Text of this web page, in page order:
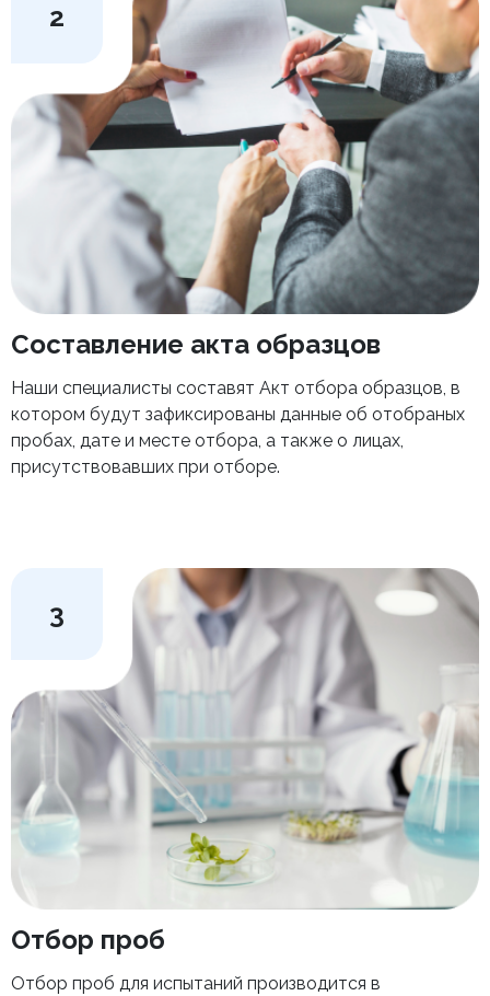
2
Составление акта образцов
Наши специалисты составят Акт отбора образцов, в
котором будут зафиксированы данные об отобраных
пробах, дате и месте отбора, а также о лицах,
присутствовавших при отборе.
3
Отбор проб
Отбор проб для испытаний производится в